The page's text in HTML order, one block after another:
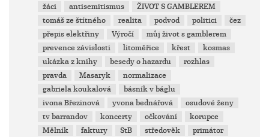
žáci
antisemitismus
ŽIVOT S GAMBLEREM
tomáš ze štítného
realita podvod politici
čez
přepis elektřiny
Výročí
můj život s gamblerem
prevence závislosti
litoměřice křest
kosmas
ukázka z knihy
besedy o hazardu
rozhlas
pravda
Masaryk
normalizace
gabriela koukalová
básník v báglu
ivona Březinová
yvona bednářová
osudové ženy
tv barrandov
koncerty očkování
korupce
Mělník
faktury StB středověk
primátor